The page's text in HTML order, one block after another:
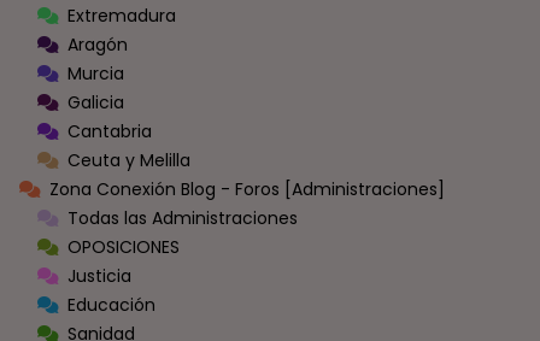
Extremadura
Aragón
Murcia
Galicia
Cantabria
Ceuta y Melilla
Zona Conexión Blog - Foros [Administraciones]
Todas las Administraciones
OPOSICIONES
Justicia
Educación
Sanidad